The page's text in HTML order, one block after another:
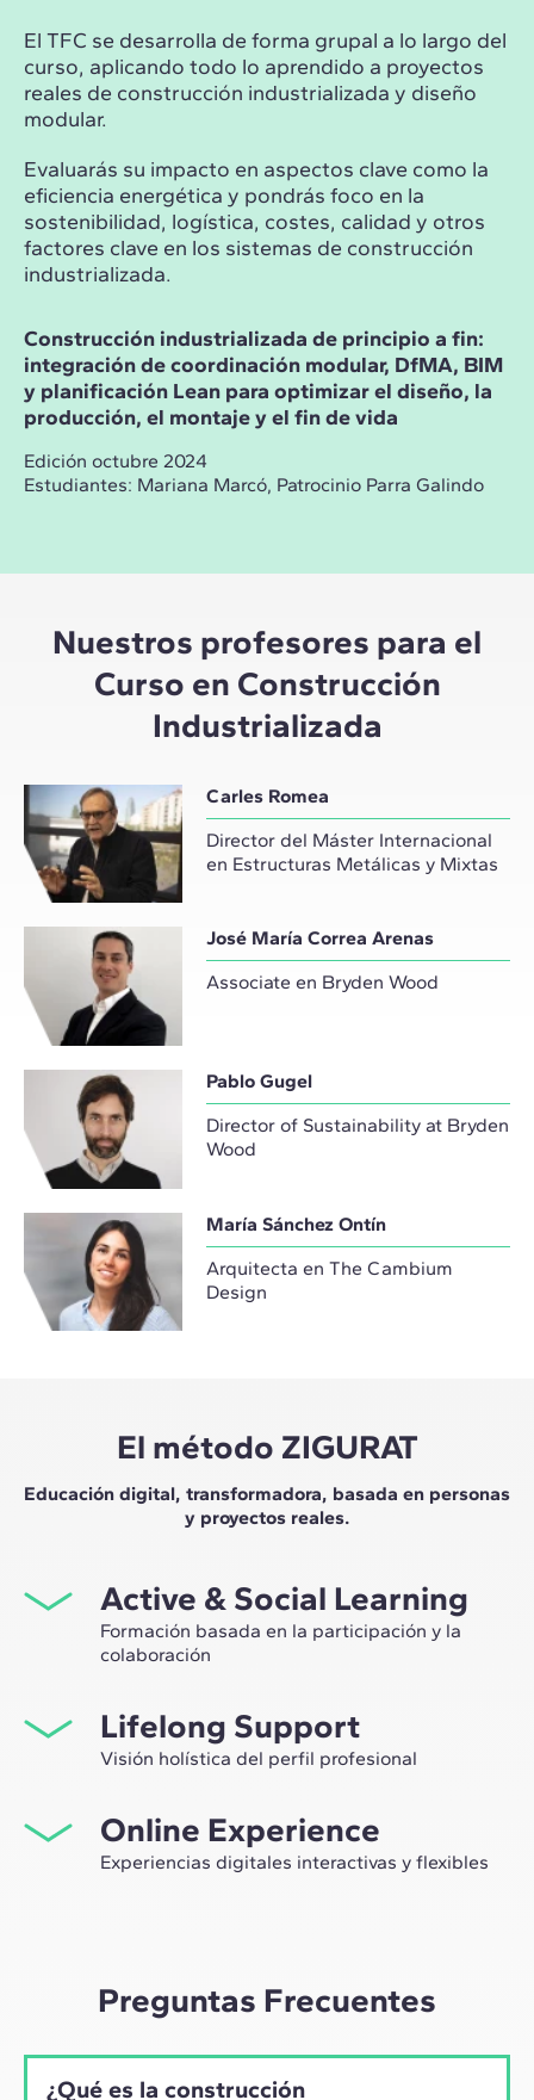
El TFC se desarrolla de forma grupal a lo largo del
curso, aplicando todo lo aprendido a proyectos
reales de construcción industrializada y diseño
modular.
Evaluarás su impacto en aspectos clave como la
eficiencia energética y pondrás foco en la
sostenibilidad, logística, costes, calidad y otros
factores clave en los sistemas de construcción
industrializada.
Construcción industrializada de principio a fin:
integración de coordinación modular, DfMA, BIM
y planificación Lean para optimizar el diseño, la
producción, el montaje y el fin de vida
Edición octubre 2024
Estudiantes: Mariana Marcó, Patrocinio Parra Galindo
Nuestros profesores para el
Curso en Construcción
Industrializada
Carles Romea
Director del Máster Internacional
en Estructuras Metálicas y Mixtas
José María Correa Arenas
Associate en Bryden Wood
Pablo Gugel
Director of Sustainability at Bryden
Wood
María Sánchez Ontín
Arquitecta en The Cambium
Design
El método ZIGURAT
Educación digital, transformadora, basada en personas
y proyectos reales.
Active & Social Learning
Formación basada en la participación y la
colaboración
network profesional, sino tener la ocasión única de
participar en grupos de trabajo seleccionados,
construcción.
Lifelong Support
Visión holística del perfil profesional
Máster, te acompañamos para tener una visión crítica y
360º de tu futuro como experto en el sector.
Online Experience
Experiencias digitales interactivas y flexibles
ritmo híbrido de los profesionales actuales.
Preguntas Frecuentes
¿Qué es la construcción